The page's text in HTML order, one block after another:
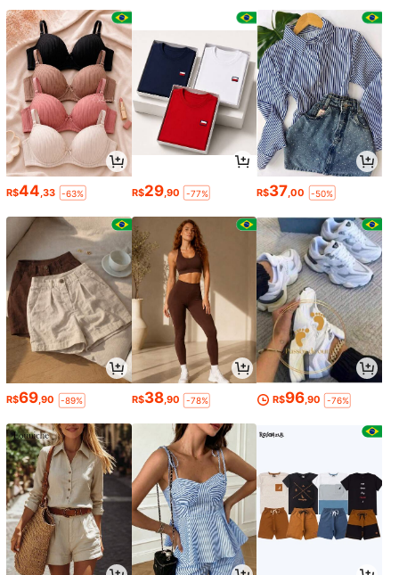
R$44 ,33 -63% R$29,90 -77% R$37 ,00 -50%
R$69,90 -89% R$38,90 -78% R$96,90 -76%